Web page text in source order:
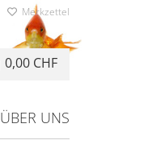
Merkzettel
0,00 CHF
ÜBER UNS